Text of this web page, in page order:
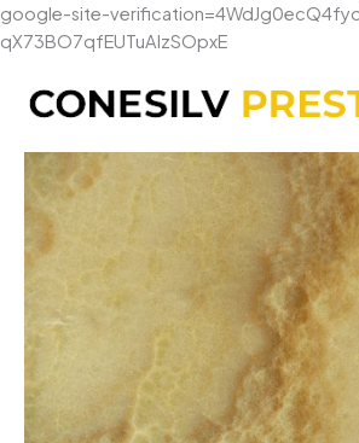
google-site-
qX73BO7qfEUTuAIzSOpxESkip
content